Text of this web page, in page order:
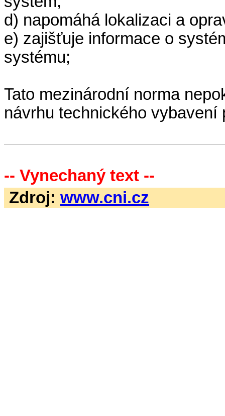
d) napomáhá lokalizaci a
e) zajišťuje informace o
systému;
Tato mezinárodní norma
návrhu technického
-- Vynechaný text --
Zdroj: www.cni.cz